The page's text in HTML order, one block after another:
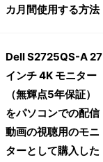
カ月間使用する方法
Dell S2725QS-A 27
インチ 4K モニター
（無輝点5年保証）
をパソコンでの配信
動画の視聴用のモニ
ターとして購入した